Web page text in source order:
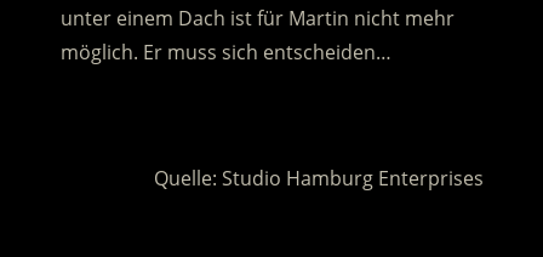
unter einem Dach ist für Martin nicht mehr
möglich. Er muss sich entscheiden…
Quelle: Studio Hamburg Enterprises